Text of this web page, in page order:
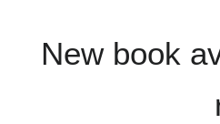
New book